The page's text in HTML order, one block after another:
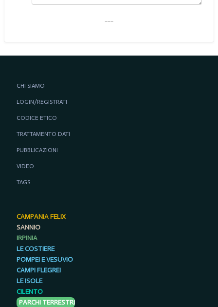
CHI SIAMO
LOGIN/REGISTRATI
CODICE ETICO
TRATTAMENTO DATI
PUBBLICAZIONI
VIDEO
TAGS
CAMPANIA FELIX
SANNIO
IRPINIA
LE COSTIERE
POMPEI E VESUVIO
CAMPI FLEGREI
LE ISOLE
CILENTO
PARCHI TERRESTRI